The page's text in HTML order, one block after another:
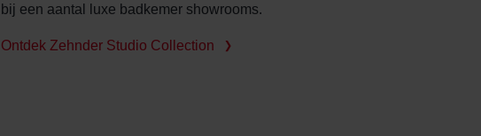
bij een aantal luxe badkemer showrooms.
Ontdek Zehnder Studio Collection